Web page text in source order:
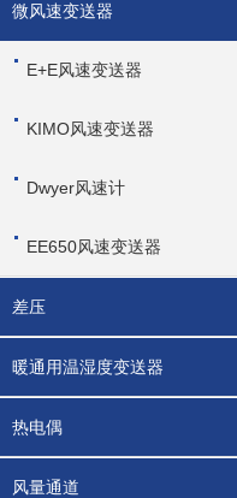
微风速变送器
E+E风速变送器
KIMO风速变送器
Dwyer风速计
EE650风速变送器
差压
暖通用温湿度变送器
热电偶
风量通道